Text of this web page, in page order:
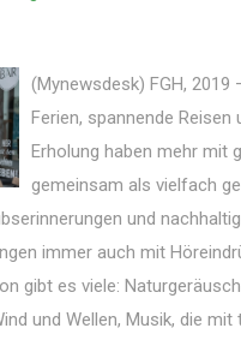
(Mynewsdesk) FGH, 2019
Ferien, spannende Reisen
Erholung haben mehr mit
gemeinsam als vielfach
und
immer auch mit
gibt es viele:
und Wellen, Musik, die mit